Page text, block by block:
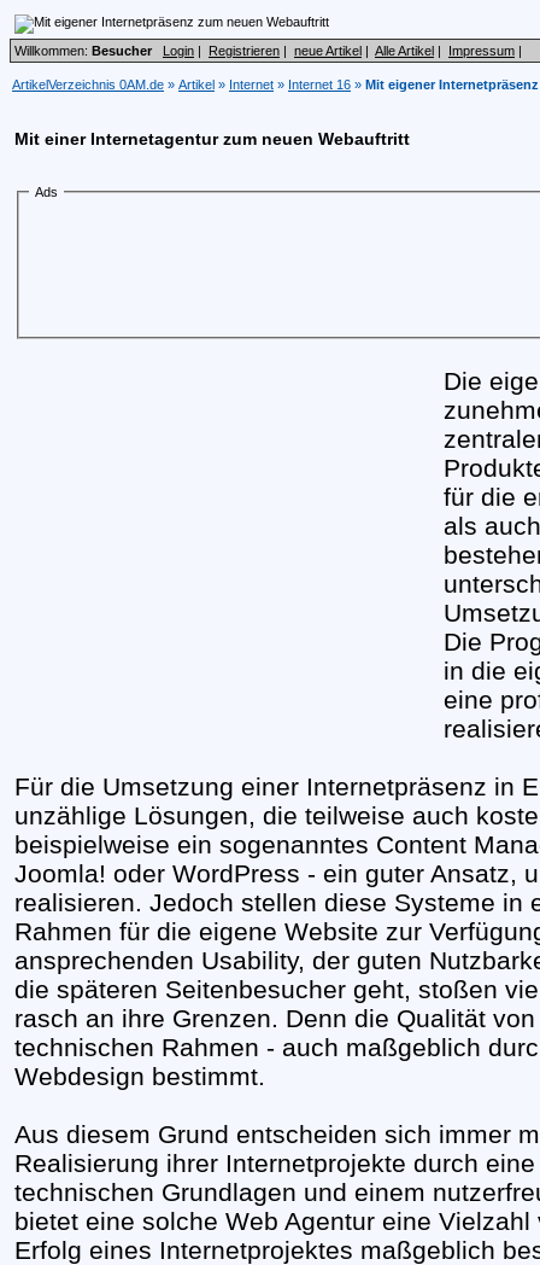
Willkommen: Besucher Login | Registrieren | neue Artikel | Alle Artikel | Impressum |
ArtikelVerzeichnis 0AM.de » Artikel » Internet » Internet 16 » Mit eigener
Mit einer Internetagentur zum neuen Webauftritt
Ads
Die
für die
als
Die
in die
eine
Für die Umsetzung einer Internetpräsenz in
unzählige Lösungen, die teilweise auch
beispielweise ein sogenanntes Content
Joomla! oder WordPress - ein guter Ansatz,
realisieren. Jedoch stellen diese Systeme in
Rahmen für die eigene Website zur
ansprechenden Usability, der guten
die späteren Seitenbesucher geht, stoßen
rasch an ihre Grenzen. Denn die Qualität
technischen Rahmen - auch maßgeblich
Webdesign bestimmt.
Aus diesem Grund entscheiden sich immer
Realisierung ihrer Internetprojekte durch
technischen Grundlagen und einem
bietet eine solche Web Agentur eine
Erfolg eines Internetprojektes maßgeblich